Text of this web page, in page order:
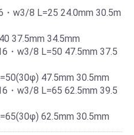
w3/8 L=25 24.0mm 30.5m
37.5mm 34.5mm
・w3/8 L=50 47.5mm 37.5
47.5mm 30.5mm
・w3/8 L=65 62.5mm 39.5
62.5mm 30.5mm